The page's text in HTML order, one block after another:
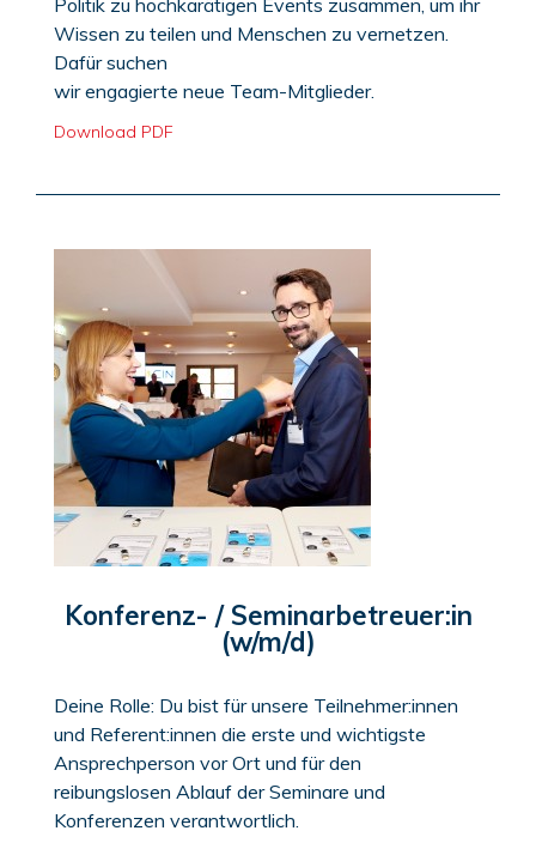
Politik zu hochkarätigen Events zusammen, um ihr
Wissen zu teilen und Menschen zu vernetzen.
Dafür suchen
wir engagierte neue Team-Mitglieder.
Download PDF
Konferenz- / Seminarbetreuer:in
(w/m/d)
Deine Rolle: Du bist für unsere Teilnehmer:innen
und Referent:innen die erste und wichtigste
Ansprechperson vor Ort und für den
reibungslosen Ablauf der Seminare und
Konferenzen verantwortlich.